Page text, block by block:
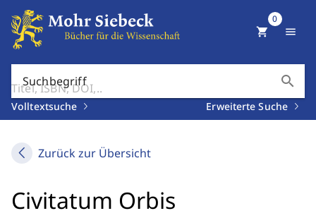
Suchbegriff search
Volltextsuche Erweiterte Suche
shopping_cart
0
menu
Zurück zur Übersicht
Civitatum Orbis